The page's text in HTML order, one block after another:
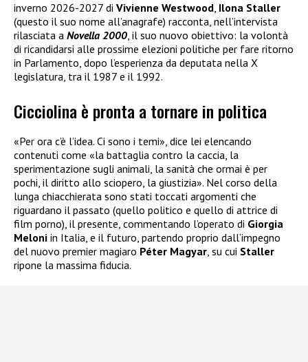
inverno 2026-2027 di Vivienne Westwood Ilona Staller
(questo il suo nome all’anagrafe) racconta, nell’intervista
rilasciata a Novella 2000 , il suo nuovo obiettivo: la volontà
di ricandidarsi alle prossime elezioni politiche per fare ritorno
in Parlamento, dopo l’esperienza da deputata nella X
legislatura, tra il 1987 e il 1992.
Cicciolina è pronta a tornare in politica
«Per ora c’è l’idea. Ci sono i temi», dice lei elencando
contenuti come «la battaglia contro la caccia, la
sperimentazione sugli animali, la sanità che ormai è per
pochi, il diritto allo sciopero, la giustizia». Nel corso della
lunga chiacchierata sono stati toccati argomenti che
riguardano il passato (quello politico e quello di attrice di
film porno), il presente, commentando l’operato di Giorgia
Meloni in Italia, e il futuro, partendo proprio dall’impegno
del nuovo premier magiaro Péter Magyar, su cui Staller
ripone la massima fiducia.